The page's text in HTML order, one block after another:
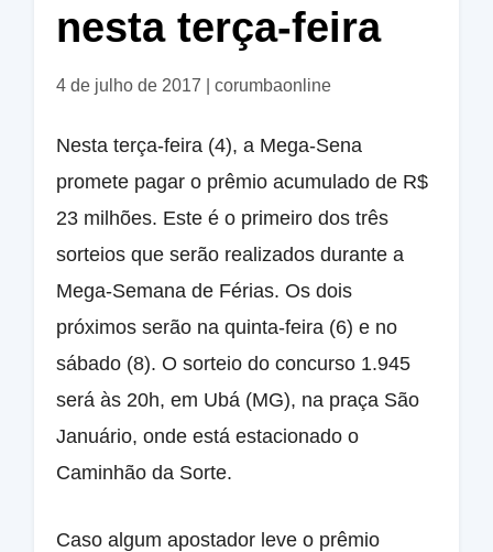
nesta terça-feira
4 de julho de 2017 |corumbaonline
Nesta terça-feira (4), a Mega-Sena
promete pagar o prêmio acumulado de R$
23 milhões. Este é o primeiro dos três
sorteios que serão realizados durante a
Mega-Semana de Férias. Os dois
próximos serão na quinta-feira (6) e no
sábado (8). O sorteio do concurso 1.945
será às 20h, em Ubá (MG), na praça São
Januário, onde está estacionado o
Caminhão da Sorte.
Caso algum apostador leve o prêmio